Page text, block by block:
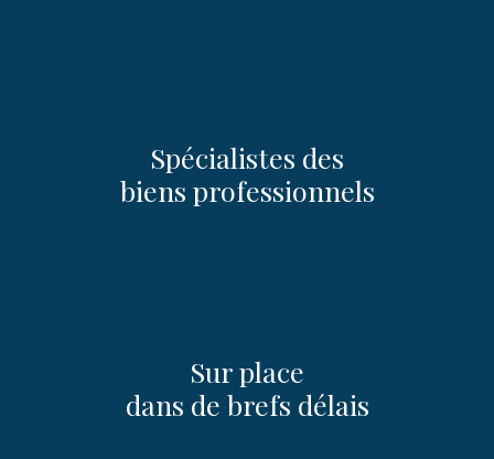
Spécialistes des
biens professionnels
Sur place
dans de brefs délais